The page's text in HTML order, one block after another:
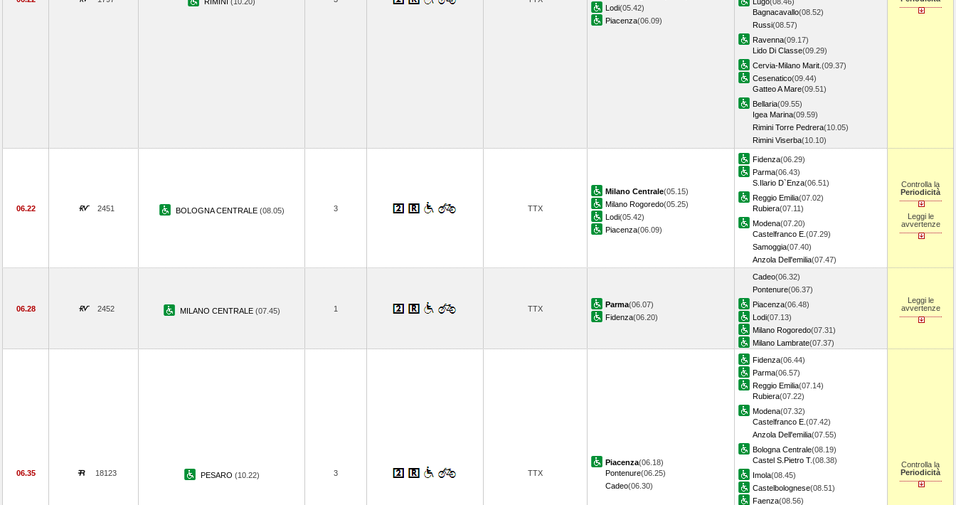
Lodi(05.42)
Piacenza(06.09)
Bagnacavallo(08.52)
Russi(08.57)
Ravenna(09.17)
Lido Di Classe(09.29)
Cervia-Milano Marit. (09.37)
Cesenatico(09.44)
Gatteo A Mare(09.51)
Bellaria(09.55)
Igea Marina(09.59)
Rimini Torre Pedrera(10.05)
Rimini Viserba(10.10)
06.22 2451 BOLOGNA CENTRALE (08.05) 3 TTX
Milano Centrale(05.15)
Milano Rogoredo(05.25)
Lodi(05.42)
Piacenza(06.09)
Fidenza(06.29)
Parma(06.43)
S.Ilario D`Enza(06.51)
Reggio Emilia(07.02)
Rubiera(07.11)
Modena(07.20)
Castelfranco E. (07.29)
Samoggia(07.40)
Anzola Dell'emilia(07.47)
Controlla la
Periodicità
Leggi le
avvertenze
06.28 2452 MILANO CENTRALE (07.45) 1 TTX Parma(06.07)
Fidenza(06.20)
Cadeo(06.32)
Pontenure(06.37)
Piacenza(06.48)
Lodi(07.13)
Milano Rogoredo(07.31)
Milano Lambrate(07.37)
Leggi le
avvertenze
06.35 18123 PESARO (10.22) 3 TTX
Piacenza(06.18)
Pontenure(06.25)
Cadeo(06.30)
Fidenza(06.44)
Parma(06.57)
Reggio Emilia(07.14)
Rubiera(07.22)
Modena(07.32)
Castelfranco E. (07.42)
Anzola Dell'emilia(07.55)
Bologna Centrale(08.19)
Castel S.Pietro T.(08.38)
Imola(08.45)
Castelbolognese(08.51)
Faenza(08.56)
Controlla la
Periodicità